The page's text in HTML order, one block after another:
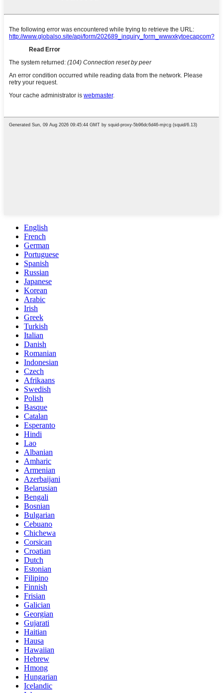
English
French
German
Portuguese
Spanish
Russian
Japanese
Korean
Arabic
Irish
Greek
Turkish
Italian
Danish
Romanian
Indonesian
Czech
Afrikaans
Swedish
Polish
Basque
Catalan
Esperanto
Hindi
Lao
Albanian
Amharic
Armenian
Azerbaijani
Belarusian
Bengali
Bosnian
Bulgarian
Cebuano
Chichewa
Corsican
Croatian
Dutch
Estonian
Filipino
Finnish
Frisian
Galician
Georgian
Gujarati
Haitian
Hausa
Hawaiian
Hebrew
Hmong
Hungarian
Icelandic